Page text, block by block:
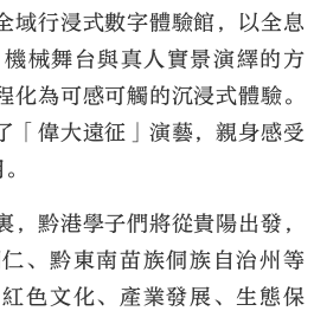
域行浸式數字體驗館，以全息
械舞台與真人實景演繹的方
化為可感可觸的沉浸式體驗。
「偉大遠征」演藝，親身感受
，黔港學子們將從貴陽出發，
、黔東南苗族侗族自治州等
色文化、產業發展、生態保